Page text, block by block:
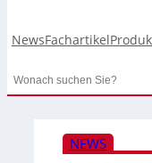
NewsFachartikel
Search
NEWS